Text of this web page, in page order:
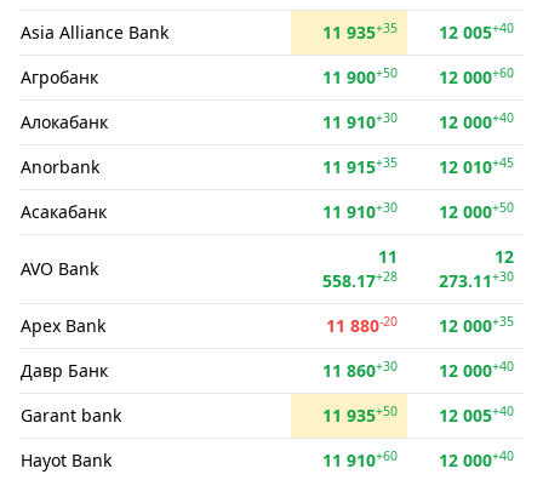
Asia Alliance Bank
11 935+35 12 005+40
Агробанк 11 900+50 12 000+60
Алокабанк 11 910+30 12 000+40
Anorbank 11 915+35 12 010+45
Асакабанк 11 910+30 12 000+50
AVO Bank
11
558.17+28
12
273.11+30
Apex Bank 11 880-20 12 000+35
Давр Банк 11 860+30 12 000+40
Garant bank 11 935+50 12 005+40
Hayot Bank 11 910+60 12 000+40